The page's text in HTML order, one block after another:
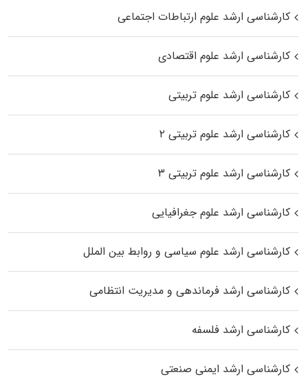
کارشناسی ارشد علوم ارتباطات اجتماعی
کارشناسی ارشد علوم اقتصادی
کارشناسی ارشد علوم تربیتی
کارشناسی ارشد علوم تربیتی ۲
کارشناسی ارشد علوم تربیتی ۳
کارشناسی ارشد علوم جغرافیایی
کارشناسی ارشد علوم سیاسی و روابط بین الملل
کارشناسی ارشد فرماندهی و مدیریت انتظامی
کارشناسی ارشد فلسفه
کارشناسی ارشد ایمنی صنعتی